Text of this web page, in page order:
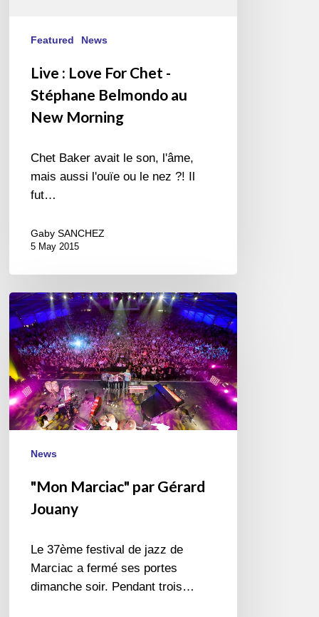
Featured News
Live : Love For Chet -
Stéphane Belmondo au
New Morning
Chet Baker avait le son, l'âme,
mais aussi l'ouïe ou le nez ?! Il
fut…
Gaby SANCHEZ
5 May 2015
"Mon
Marciac"
par
Gérard
Jouany
News
"Mon Marciac" par Gérard
Jouany
Le 37ème festival de jazz de
Marciac a fermé ses portes
dimanche soir. Pendant trois…